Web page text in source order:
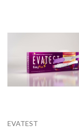
EVATEST